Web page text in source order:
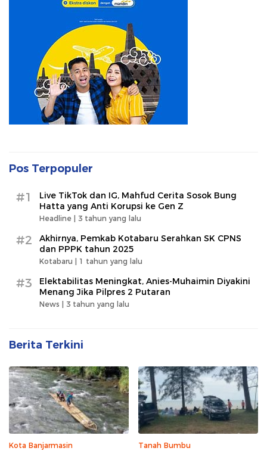
Pos Terpopuler
#1
Live TikTok dan IG, Mahfud Cerita Sosok Bung
Hatta yang Anti Korupsi ke Gen Z
Headline | 3 tahun yang lalu
#2
Akhirnya, Pemkab Kotabaru Serahkan SK CPNS
dan PPPK tahun 2025
Kotabaru | 1 tahun yang lalu
#3
Elektabilitas Meningkat, Anies-Muhaimin Diyakini
Menang Jika Pilpres 2 Putaran
News | 3 tahun yang lalu
Berita Terkini
Kota Banjarmasin Tanah Bumbu